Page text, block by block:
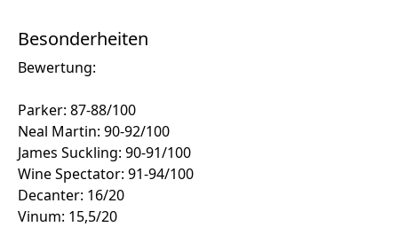
Besonderheiten
Bewertung:
Parker: 87-88/100
Neal Martin: 90-92/100
James Suckling: 90-91/100
Wine Spectator: 91-94/100
Decanter: 16/20
Vinum: 15,5/20